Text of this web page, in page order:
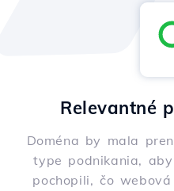
Relevantné
Doména by mala
type podnikania,
pochopili, čo